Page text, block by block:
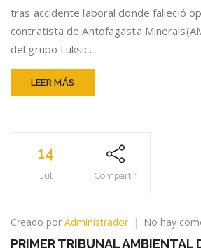
tras accidente laboral donde falleció
contratista de Antofagasta
del grupo Luksic.
LEER MÁS
14
Jul Compartir
Creado por Administrador No hay
PRIMER TRIBUNAL AMBIENTAL